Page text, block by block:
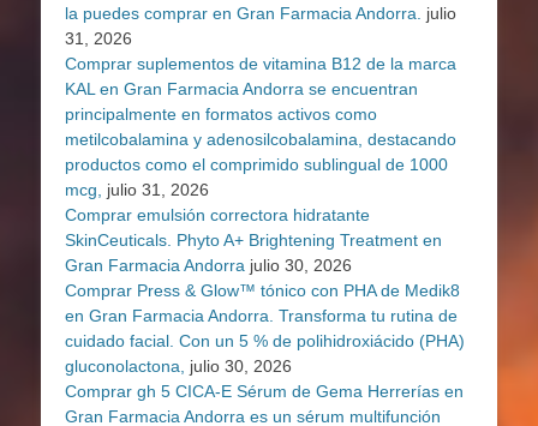
la puedes comprar en Gran Farmacia Andorra.
julio
31, 2026
Comprar suplementos de vitamina B12 de la marca
KAL en Gran Farmacia Andorra se encuentran
principalmente en formatos activos como
metilcobalamina y adenosilcobalamina, destacando
productos como el comprimido sublingual de 1000
mcg,
julio 31, 2026
Comprar emulsión correctora hidratante
SkinCeuticals. Phyto A+ Brightening Treatment en
Gran Farmacia Andorra julio 30, 2026
Comprar Press & Glow™ tónico con PHA de Medik8
en Gran Farmacia Andorra. Transforma tu rutina de
cuidado facial. Con un 5 % de polihidroxiácido (PHA)
gluconolactona,
julio 30, 2026
Comprar gh 5 CICA-E Sérum de Gema Herrerías en
Gran Farmacia Andorra es un sérum multifunción